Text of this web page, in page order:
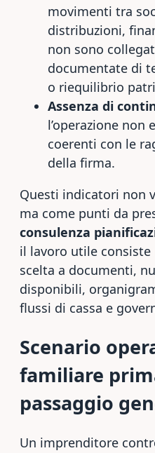
movimenti tra
distribuzioni,
non sono
documentate di
o riequilibrio
Assenza di
l’operazione
coerenti con le
della firma.
Questi indicatori non
ma come punti da
consulenza
il lavoro utile
scelta a documenti,
disponibili,
flussi di cassa e
Scenario
familiare
passaggio
Un imprenditore